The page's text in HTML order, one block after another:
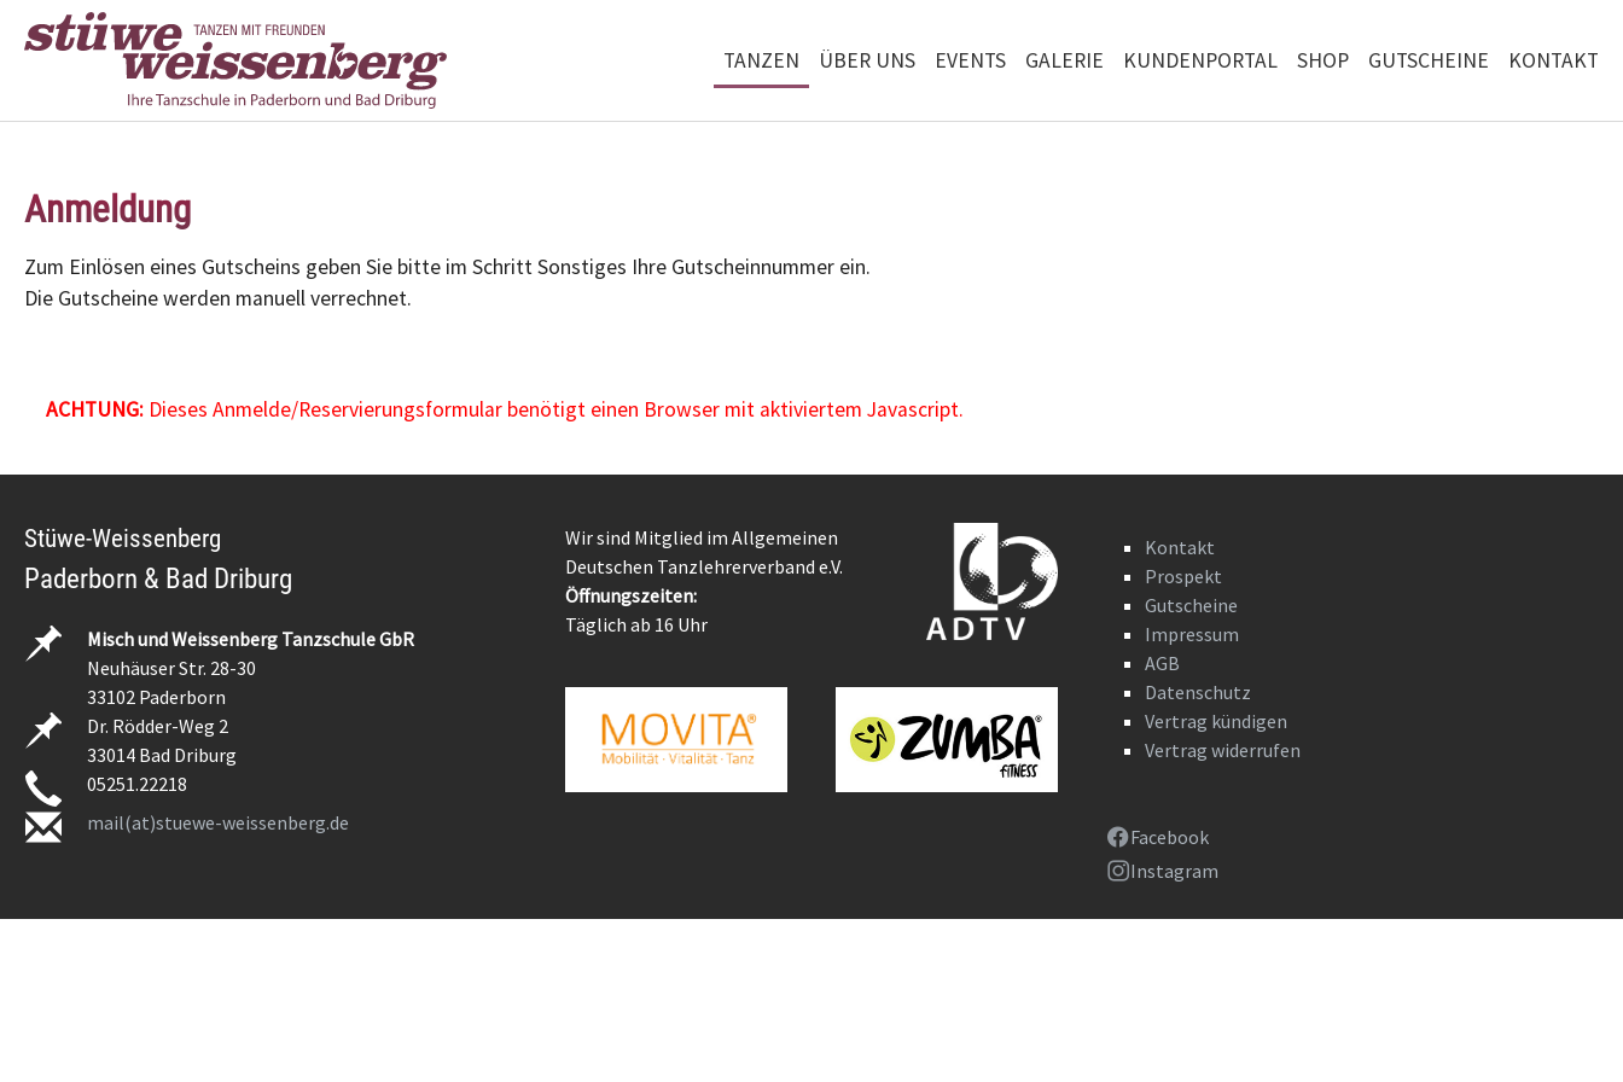
TANZEN ÜBER UNS EVENTS GALERIE KUNDENPORTAL SHOP GUTSCHEINE KONTAKT
Anmeldung
Zum Einlösen eines Gutscheins geben Sie bitte im Schritt Sonstiges Ihre Gutscheinnummer ein.
Die Gutscheine werden manuell verrechnet.
ACHTUNG:Dieses Anmelde/Reservierungsformular benötigt einen Browser mit aktiviertem Javascript.
Stüwe-Weissenberg
Paderborn & Bad Driburg
Misch und Weissenberg Tanzschule GbR
Neuhäuser Str. 28-30
33102 Paderborn
Dr. Rödder-Weg 2
33014 Bad Driburg
05251.22218
mail(at)stuewe-weissenberg.de
Wir sind Mitglied im Allgemeinen
Deutschen Tanzlehrerverband e.V.
Öffnungszeiten:
Täglich ab 16 Uhr
Kontakt
Prospekt
Gutscheine
Impressum
AGB
Datenschutz
Vertrag kündigen
Vertrag widerrufen
Facebook
Instagram